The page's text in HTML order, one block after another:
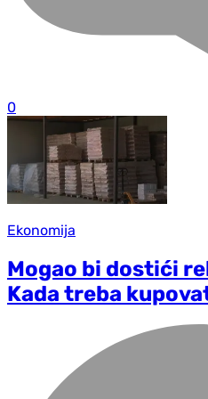
0
Ekonomija
Mogao bi dostići
Kada treba